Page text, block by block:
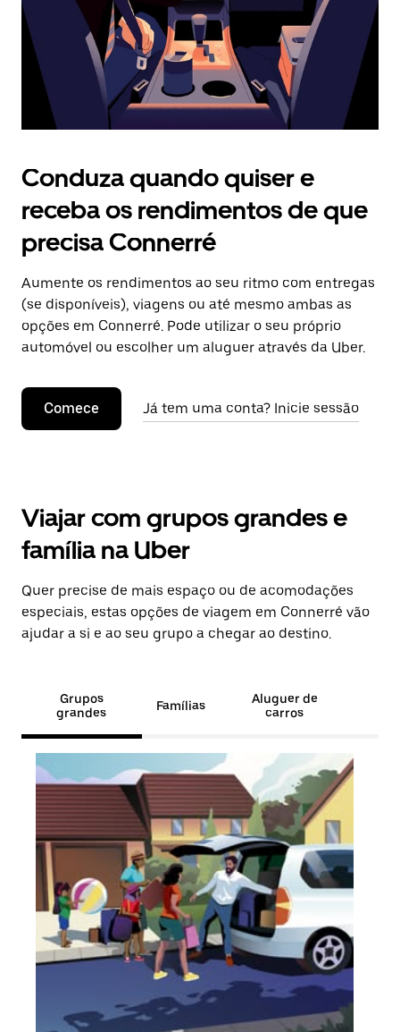
o
calendário.
Conduza quando quiser e
receba os rendimentos de que
precisa Connerré
Aumente os rendimentos ao seu ritmo com entregas
(se disponíveis), viagens ou até mesmo ambas as
opções em Connerré. Pode utilizar o seu próprio
automóvel ou escolher um aluguer através da Uber.
Comece Já tem uma conta? Inicie sessão
Viajar com grupos grandes e
família na Uber
Quer precise de mais espaço ou de acomodações
especiais, estas opções de viagem em Connerré vão
ajudar a si e ao seu grupo a chegar ao destino.
Grupos
grandes
Famílias
Aluguer de
carros